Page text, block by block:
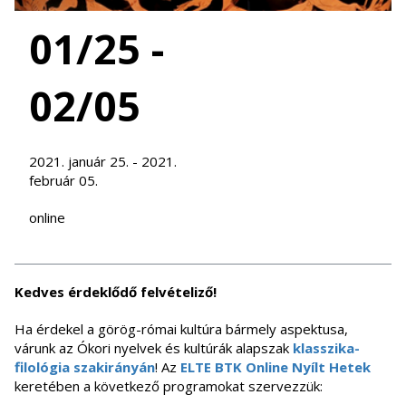
01/25 -
02/05
2021. január 25. - 2021.
február 05.
online
Kedves érdeklődő felvételiző!
Ha érdekel a görög-római kultúra bármely aspektusa,
várunk az Ókori nyelvek és kultúrák alapszak klasszika-
filológia szakirányán! Az ELTE BTK Online Nyílt Hetek
keretében a következő programokat szervezzük: